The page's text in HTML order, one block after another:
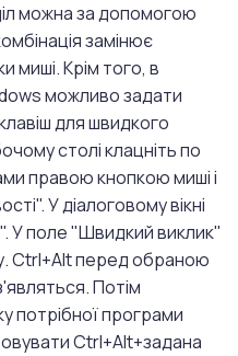
можна за допомогою
замінює
миші. Крім того, в
можливо задати
клавіш для швидкого
столі клацніть по
правою кнопкою миші і
У діалоговому вікні
У поле "Швидкий виклик"
Ctrl+Alt перед обраною
Потім
потрібної програми
Ctrl+Alt+задана